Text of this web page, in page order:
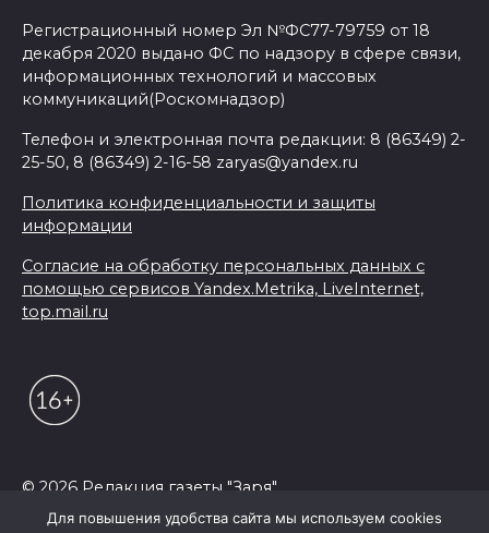
Регистрационный номер Эл №ФС77-79759 от 18
декабря 2020 выдано ФС по надзору в сфере связи,
информационных технологий и массовых
коммуникаций(Роскомнадзор)
Телефон и электронная почта редакции: 8 (86349) 2-
25-50, 8 (86349) 2-16-58 zaryas@yandex.ru
Политика конфиденциальности и защиты
информации
Согласие на обработку персональных данных с
помощью сервисов Yandex.Metrika, LiveInternet,
top.mail.ru
© 2026 Редакция газеты "Заря"
Для повышения удобства сайта мы используем cookies